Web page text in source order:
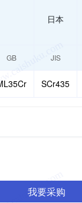
日本
GB JIS
SCr435
我要采购